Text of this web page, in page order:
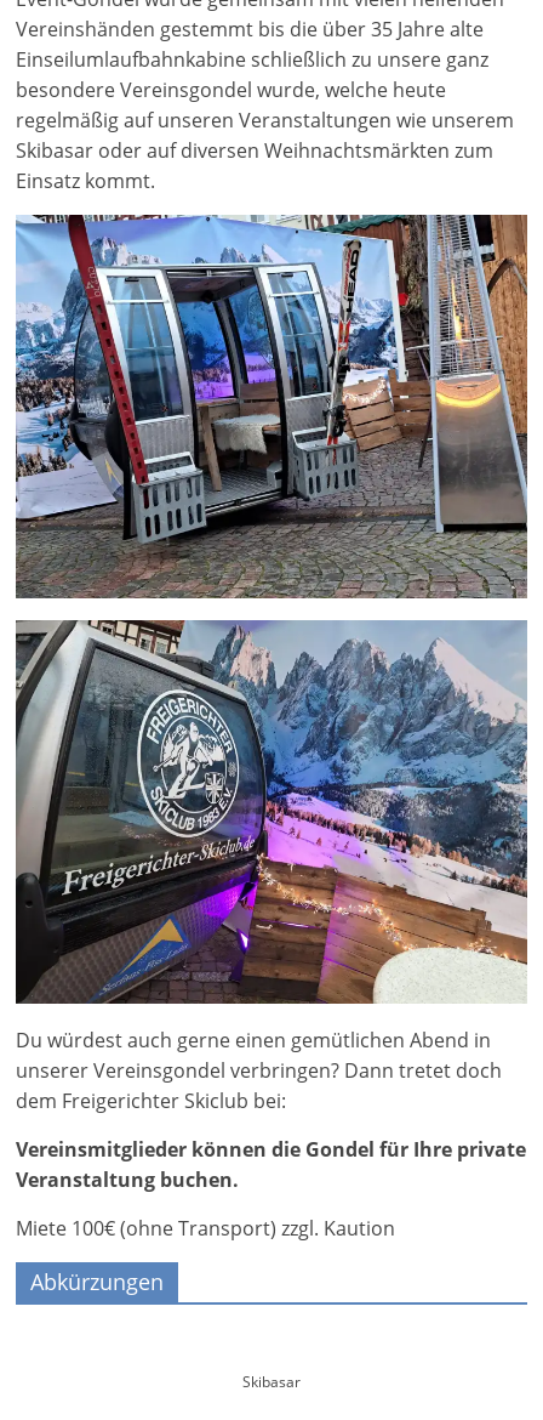
Vereinshänden gestemmt bis die über 35 Jahre alte
Einseilumlaufbahnkabine schließlich zu unsere ganz
besondere Vereinsgondel wurde, welche heute
regelmäßig auf unseren Veranstaltungen wie unserem
Skibasar oder auf diversen Weihnachtsmärkten zum
Einsatz kommt.
Du würdest auch gerne einen gemütlichen Abend in
unserer Vereinsgondel verbringen? Dann tretet doch
dem Freigerichter Skiclub bei:
Vereinsmitglieder können die Gondel für Ihre private
Veranstaltung buchen.
Miete 100€ (ohne Transport) zzgl. Kaution
Abkürzungen
Skibasar